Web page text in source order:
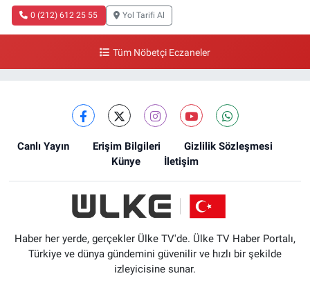
0 (212) 612 25 55 Yol Tarifi Al
Tüm Nöbetçi Eczaneler
Canlı Yayın Erişim Bilgileri
Gizlilik Sözleşmesi
Künye
İletişim
Haber her yerde, gerçekler Ülke TV'de. Ülke TV Haber Portalı,
Türkiye ve dünya gündemini güvenilir ve hızlı bir şekilde
izleyicisine sunar.